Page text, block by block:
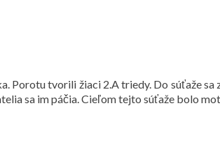
Porotu tvorili žiaci 2.A triedy. Do súťaže
sa im páčia. Cieľom tejto súťaže bolo